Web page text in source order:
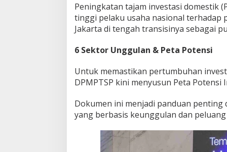
Peningkatan tajam investasi domestik
tinggi pelaku usaha nasional terhadap
Jakarta di tengah transisinya sebagai
6 Sektor Unggulan & Peta Potensi
Untuk memastikan pertumbuhan
DPMPTSP kini menyusun Peta Potensi
Dokumen ini menjadi panduan penting
yang berbasis keunggulan dan